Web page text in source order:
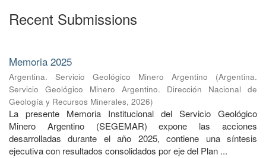
Recent Submissions
Memoria 2025
Argentina. Servicio Geológico Minero Argentino (Argentina.
Servicio Geológico Minero Argentino. Dirección Nacional de
Geología y Recursos Minerales, 2026)
La presente Memoria Institucional del Servicio Geológico
Minero Argentino (SEGEMAR) expone las acciones
desarrolladas durante el año 2025, contiene una síntesis
ejecutiva con resultados consolidados por eje del Plan ...